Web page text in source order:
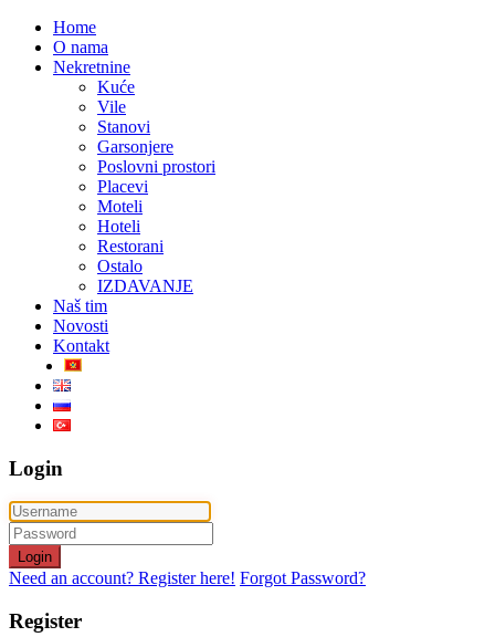
Home
O nama
Nekretnine
Kuće
Vile
Stanovi
Garsonjere
Poslovni prostori
Placevi
Moteli
Hoteli
Restorani
Ostalo
IZDAVANJE
Naš tim
Novosti
Kontakt
Login
Login
Need an account? Register here! Forgot Password?
Register